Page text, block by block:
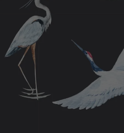
169,00 Kr